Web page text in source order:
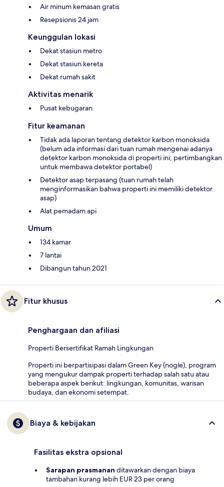
Air minum kemasan gratis
Resepsionis 24 jam
Keunggulan lokasi
Dekat stasiun metro
Dekat stasiun kereta
Dekat rumah sakit
Aktivitas menarik
Pusat kebugaran
Fitur keamanan
Tidak ada laporan tentang detektor karbon monoksida
(belum ada informasi dari tuan rumah mengenai adanya
detektor karbon monoksida di properti ini; pertimbangkan
untuk membawa detektor portabel)
Detektor asap terpasang (tuan rumah telah
menginformasikan bahwa properti ini memiliki detektor
asap)
Alat pemadam api
Umum
134 kamar
7 lantai
Dibangun tahun 2021
Fitur khusus
Penghargaan dan afiliasi
Properti Bersertifikat Ramah Lingkungan
Properti ini berpartisipasi dalam Green Key (nogle), program
yang mengukur dampak properti terhadap salah satu atau
beberapa aspek berikut: lingkungan, komunitas, warisan
budaya, dan ekonomi setempat.
Biaya & kebijakan
Fasilitas ekstra opsional
Sarapan prasmanan ditawarkan dengan biaya
tambahan kurang lebih EUR 23 per orang